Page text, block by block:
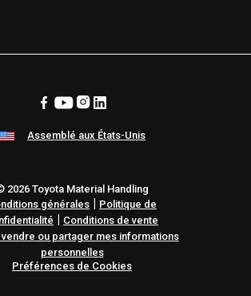
Assemblé aux États-Unis
2026 Toyota Material Handling
générales | Politique de
| Conditions de vente
vendre ou partager mes informations
personnelles
Préférences de Cookies